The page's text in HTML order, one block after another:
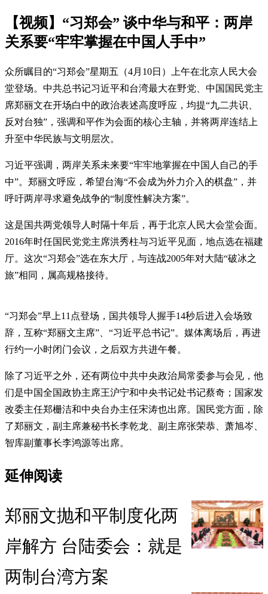
【视频】“习郑会” 谈中华与和平：两岸
关系要“牢牢掌握在中国人手中”
众所瞩目的“习郑会”星期五（4月10日）上午在北京人民大会
堂登场。中共总书记习近平和台湾最大在野党、中国国民党主
席郑丽文在开场白中的政治表述高度呼应，均提“九二共识、
反对台独”，强调和平作为会面的核心主轴，并将两岸连结上
升至中华民族与文明层次。
习近平强调，两岸关系未来要“牢牢地掌握在中国人自己的手
中”。郑丽文呼应，希望台海“不会成为外力介入的棋盘”，并
呼吁两岸寻求避免战争的“制度性解决方案”。
这是国共两党领导人时隔十年后，再于北京人民大会堂会面。
2016年时任国民党党主席洪秀柱与习近平见面，地点选在福建
厅。这次“习郑会”选在东大厅，与连战2005年对大陆“破冰之
旅”相同，属高规格接待。
“习郑会”早上11点登场，国共领导人握手14秒后进入会场致
辞，互称“郑丽文主席”、“习近平总书记”。媒体离场后，再进
行约一小时闭门会议，之后双方共进午餐。
除了习近平之外，还有两位中共中央政治局常委参与会见，他
们是中国全国政协主席王沪宁和中央书记处书记蔡奇；国家发
改委主任郑栅洁和中央台办主任宋涛也出席。国民党方面，除
了郑丽文，副主席兼秘书长李乾龙、副主席张荣恭、萧旭岑、
智库副董事长李鸿源等出席。
延伸阅读
郑丽文抛和平制度化两
岸解方 台陆委会：就是
两制台湾方案